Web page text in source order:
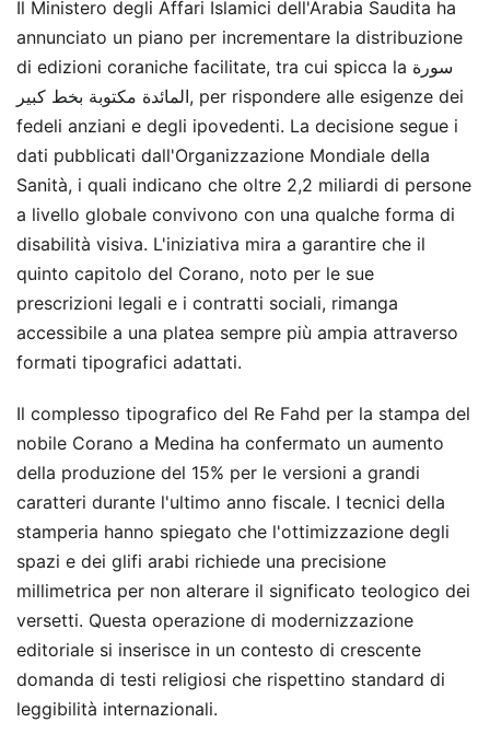
Il Ministero degli Affari Islamici dell'Arabia Saudita ha
annunciato un piano per incrementare la distribuzione
di edizioni coraniche facilitate, tra cui spicca la سورة
المائدة مكتوبة بخط كبير, per rispondere alle esigenze dei
fedeli anziani e degli ipovedenti. La decisione segue i
dati pubblicati dall'Organizzazione Mondiale della
Sanità, i quali indicano che oltre 2,2 miliardi di persone
a livello globale convivono con una qualche forma di
disabilità visiva. L'iniziativa mira a garantire che il
quinto capitolo del Corano, noto per le sue
prescrizioni legali e i contratti sociali, rimanga
accessibile a una platea sempre più ampia attraverso
formati tipografici adattati.
Il complesso tipografico del Re Fahd per la stampa del
nobile Corano a Medina ha confermato un aumento
della produzione del 15% per le versioni a grandi
caratteri durante l'ultimo anno fiscale. I tecnici della
stamperia hanno spiegato che l'ottimizzazione degli
spazi e dei glifi arabi richiede una precisione
millimetrica per non alterare il significato teologico dei
versetti. Questa operazione di modernizzazione
editoriale si inserisce in un contesto di crescente
domanda di testi religiosi che rispettino standard di
leggibilità internazionali.